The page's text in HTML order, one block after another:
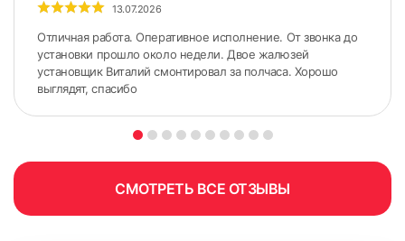
13.07.2026
Отличная работа. Оперативное исполнение. От звонка до
установки прошло около недели. Двое жалюзей
установщик Виталий смонтировал за полчаса. Хорошо
выглядят, спасибо
СМОТРЕТЬ ВСЕ ОТЗЫВЫ